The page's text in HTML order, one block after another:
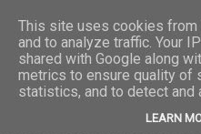
This site uses cookies
and to analyze traffic. Your
shared with Google along
metrics to ensure quality of
statistics, and to detect and
LEARN